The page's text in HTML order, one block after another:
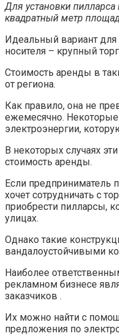
Для установки пилларса
квадратный метр
Идеальный вариант
носителя – крупный
Стоимость аренды в
от региона.
Как правило, она не
ежемесячно.
электроэнергии,
В некоторых случаях
стоимость аренды.
Если предприниматель
хочет сотрудничать с
приобрести пилларсы,
улицах.
Однако такие
вандалоустойчивыми
Наиболее
рекламном бизнесе
заказчиков .
Их можно найти с
предложения по